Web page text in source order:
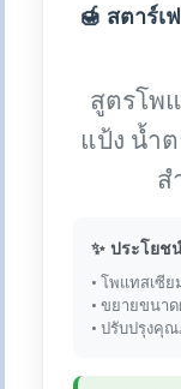
🍯 สตาร์เ
สูตรโพ
แป้ง น้ำ
ส
✨ ประโยช
• โพแทสเซีย
• ขยายขนา
• ปรับปรุงคุ